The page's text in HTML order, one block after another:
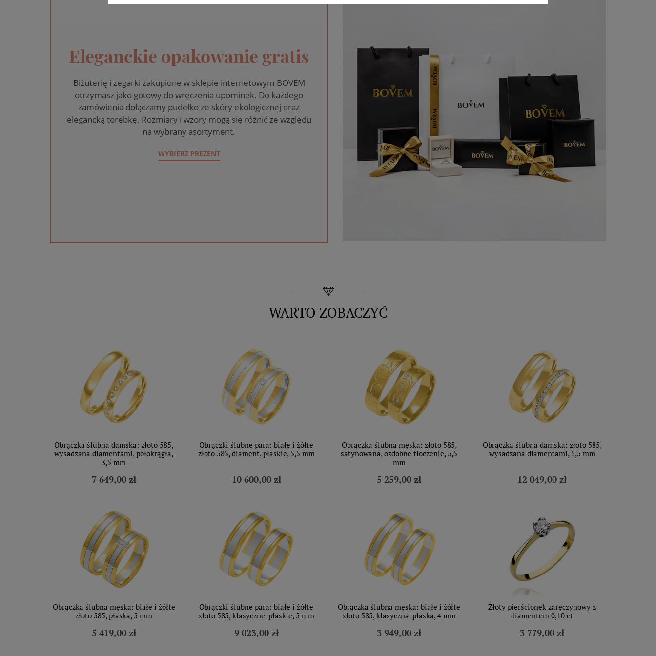
Eleganckie opakowanie gratis
Biżuterię i zegarki zakupione w sklepie internetowym BOVEM
otrzymasz jako gotowy do wręczenia upominek. Do każdego
zamówienia dołączamy pudełko ze skóry ekologicznej oraz
elegancką torebkę. Rozmiary i wzory mogą się różnić ze względu
na wybrany asortyment.
WYBIERZ PREZENT
WARTO ZOBACZYĆ
Obrączka ślubna damska: złoto 585,
wysadzana diamentami, półokrągła,
3,5 mm
7 649,00 zł
Obrączki ślubne para: białe i żółte
złoto 585, diament, płaskie, 5,5 mm
10 600,00 zł
Obrączka ślubna męska: złoto 585,
satynowana, ozdobne tłoczenie, 5,5
mm
5 259,00 zł
Obrączka ślubna damska: złoto 585,
wysadzana diamentami, 5,5 mm
12 049,00 zł
Obrączka ślubna męska: białe i żółte
złoto 585, płaska, 5 mm
5 419,00 zł
Obrączki ślubne para: białe i żółte
złoto 585, klasyczne, płaskie, 5 mm
9 023,00 zł
Obrączka ślubna męska: białe i żółte
złoto 585, klasyczna, płaska, 4 mm
3 949,00 zł
Złoty pierścionek zaręczynowy z
diamentem 0,10 ct
3 779,00 zł